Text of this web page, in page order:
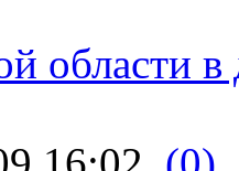
области в